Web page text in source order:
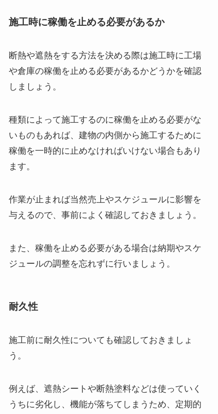
施工時に稼働を止める必要があるか
断熱や遮熱をする方法を決める際は施工時に工場
や倉庫の稼働を止める必要があるかどうかを確認
しましょう。
種類によって施工するのに稼働を止める必要がな
いものもあれば、建物の内側から施工するために
稼働を一時的に止めなければいけない場合もあり
ます。
作業が止まれば当然売上やスケジュールに影響を
与えるので、事前によく確認しておきましょう。
また、稼働を止める必要がある場合は納期やスケ
ジュールの調整を忘れずに行いましょう。
耐久性
施工前に耐久性についても確認しておきましょ
う。
例えば、遮熱シートや断熱塗料などは使っていく
うちに劣化し、機能が落ちてしまうため、定期的